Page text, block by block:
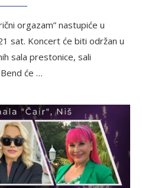
orgazam” nastupiće u
sat. Koncert će biti održan u
sala prestonice, sali
će …